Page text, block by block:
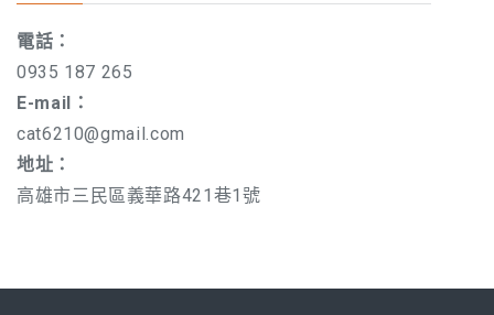
電話：
0935 187 265
E-mail：
cat6210@gmail.com
地址：
高雄市三民區義華路421巷1號